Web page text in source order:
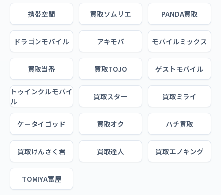
携帯空間 買取ソムリエ PANDA買取
ドラゴンモバイル アキモバ モバイルミックス
買取当番 買取TOJO ゲストモバイル
トゥインクルモバイ
ル
買取スター 買取ミライ
ケータイゴッド 買取オク ハチ買取
買取けんさく君 買取達人 買取エノキング
TOMIYA富屋